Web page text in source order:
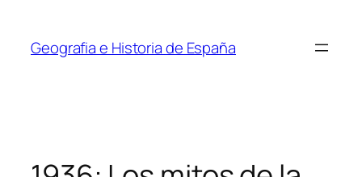
contenido
Geografia e Historia de España